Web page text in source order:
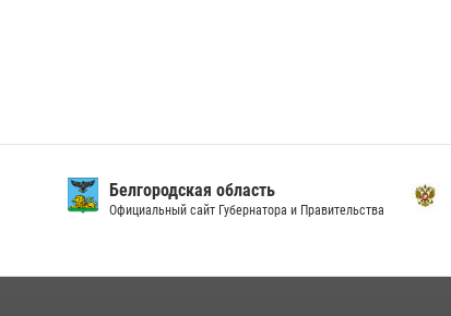
Белгородская область
Официальный сайт Губернатора и Правительства